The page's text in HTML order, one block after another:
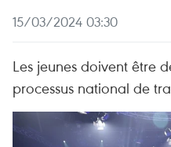
15/03/2024 03:30
Les jeunes doivent être
processus national de